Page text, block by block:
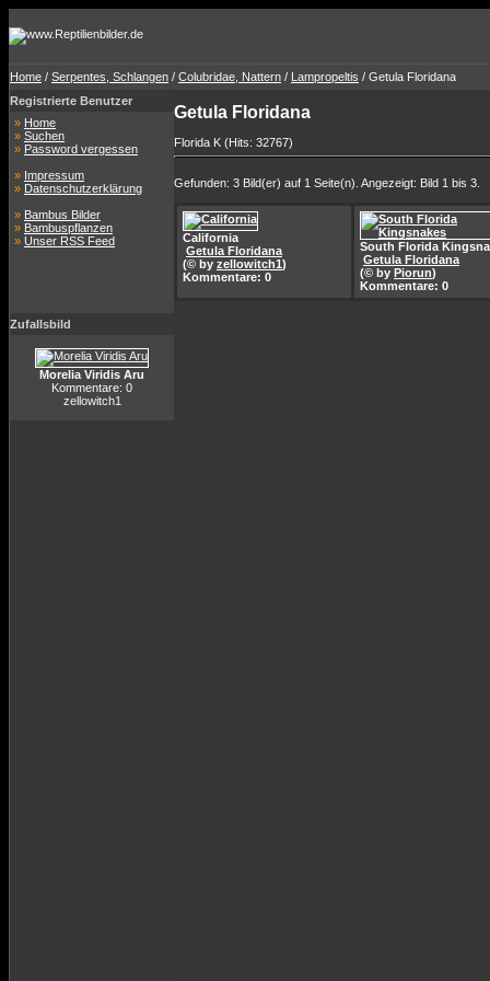
Home / Serpentes, Schlangen / Colubridae, Nattern / Lampropeltis / Getula Floridana
Registrierte Benutzer
» Home
» Suchen
» Password vergessen
» Impressum
» Datenschutzerklärung
» Bambus Bilder
» Bambuspflanzen
» Unser RSS Feed
Zufallsbild
Morelia Viridis Aru
Kommentare: 0
zellowitch1
Getula Floridana
Florida K (Hits: 32767)
Gefunden: 3 Bild(er) auf 1 Seite(n). Angezeigt: Bild 1 bis 3.
California
Getula Floridana
(© by zellowitch1)
Kommentare: 0
South Florida
Getula Floridana
(© by Piorun)
Kommentare: 0